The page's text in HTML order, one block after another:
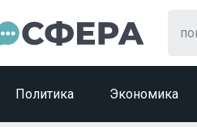
Политика Экономика